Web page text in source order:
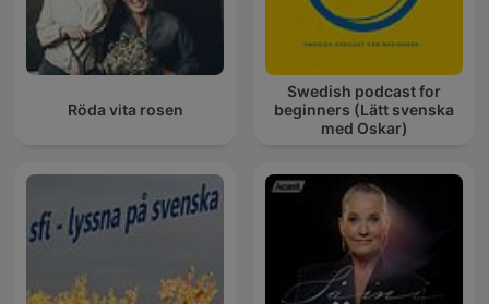
Röda vita rosen
Swedish podcast for
beginners (Lätt svenska
med Oskar)